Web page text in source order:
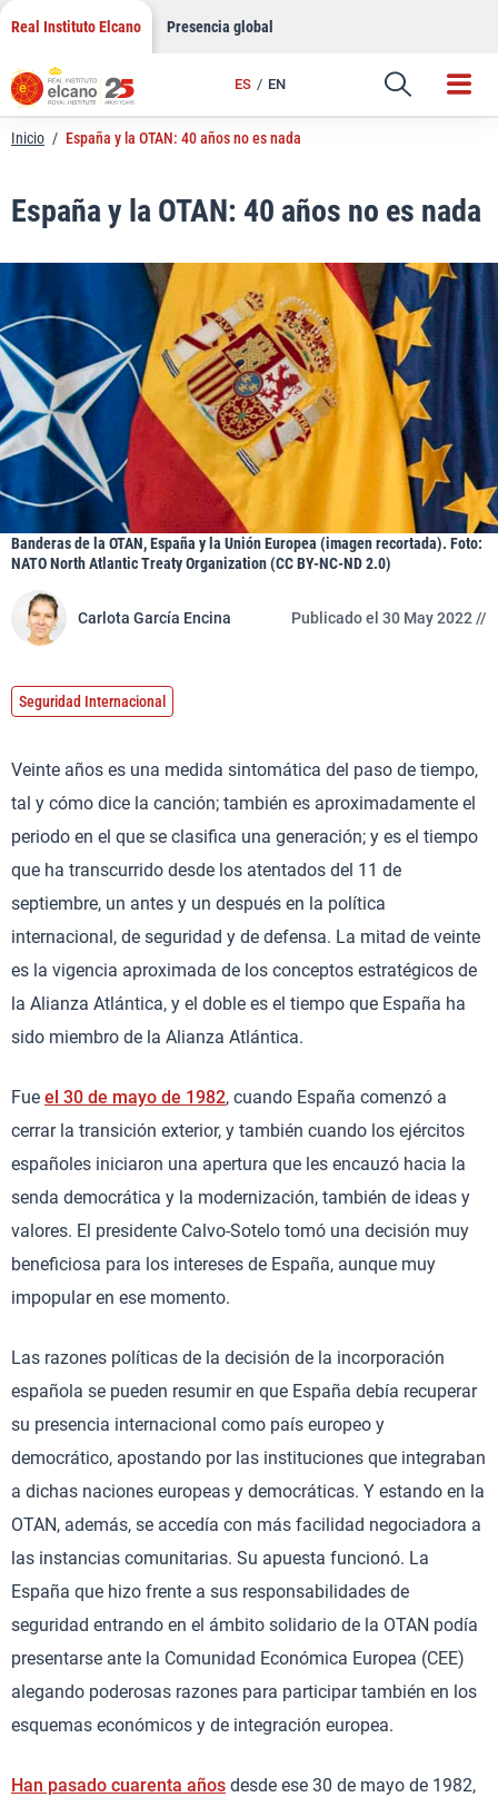
Saltar
contenido
Real Instituto Elcano Presencia global
ES EN
Enlace
Inicio / España y la OTAN: 40 años no es nada
España y la OTAN: 40 años no es nada
Banderas de la OTAN, España y la Unión Europea (imagen recortada). Foto:
NATO North Atlantic Treaty Organization (CC BY-NC-ND 2.0)
Carlota García Encina Publicado el 30 May 2022 //
Seguridad Internacional
Veinte años es una medida sintomática del paso de tiempo,
tal y cómo dice la canción; también es aproximadamente el
periodo en el que se clasifica una generación; y es el tiempo
que ha transcurrido desde los atentados del 11 de
septiembre, un antes y un después en la política
internacional, de seguridad y de defensa. La mitad de veinte
es la vigencia aproximada de los conceptos estratégicos de
la Alianza Atlántica, y el doble es el tiempo que España ha
sido miembro de la Alianza Atlántica.
Fue el 30 de mayo de 1982, cuando España comenzó a
cerrar la transición exterior, y también cuando los ejércitos
españoles iniciaron una apertura que les encauzó hacia la
senda democrática y la modernización, también de ideas y
valores. El presidente Calvo-Sotelo tomó una decisión muy
beneficiosa para los intereses de España, aunque muy
impopular en ese momento.
Las razones políticas de la decisión de la incorporación
española se pueden resumir en que España debía recuperar
su presencia internacional como país europeo y
democrático, apostando por las instituciones que integraban
a dichas naciones europeas y democráticas. Y estando en la
OTAN, además, se accedía con más facilidad negociadora a
las instancias comunitarias. Su apuesta funcionó. La
España que hizo frente a sus responsabilidades de
seguridad entrando en el ámbito solidario de la OTAN podía
presentarse ante la Comunidad Económica Europea (CEE)
alegando poderosas razones para participar también en los
esquemas económicos y de integración europea.
Han pasado cuarenta años desde ese 30 de mayo de 1982,